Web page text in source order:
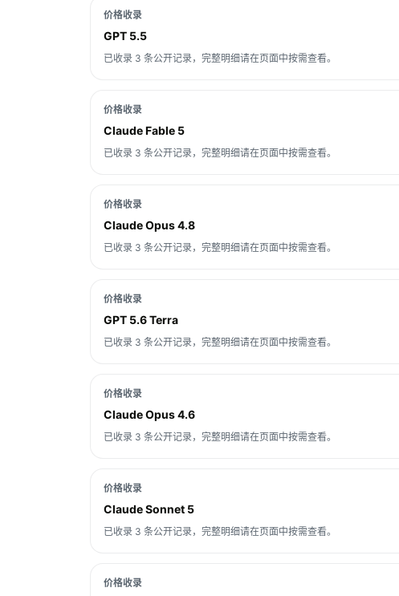
价格收录
GPT 5.5
已收录 3 条公开记录，完整明细请在页面中按需查看。
价格收录
Claude Fable 5
已收录 3 条公开记录，完整明细请在页面中按需查看。
价格收录
Claude Opus 4.8
已收录 3 条公开记录，完整明细请在页面中按需查看。
价格收录
GPT 5.6 Terra
已收录 3 条公开记录，完整明细请在页面中按需查看。
价格收录
Claude Opus 4.6
已收录 3 条公开记录，完整明细请在页面中按需查看。
价格收录
Claude Sonnet 5
已收录 3 条公开记录，完整明细请在页面中按需查看。
价格收录